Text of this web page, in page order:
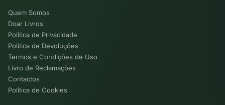
Quem Somos
Doar Livros
Política de Privacidade
Política de Devoluções
Termos e Condições de Uso
Livro de Reclamações
Contactos
Política de Cookies